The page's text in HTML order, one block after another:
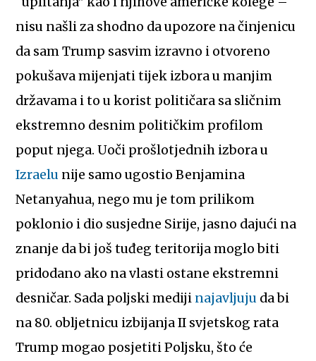
nisu našli za shodno da upozore na činjenicu
da sam Trump sasvim izravno i otvoreno
pokušava mijenjati tijek izbora u manjim
državama i to u korist političara sa sličnim
ekstremno desnim političkim profilom
poput njega. Uoči prošlotjednih izbora u
Izraelu nije samo ugostio Benjamina
Netanyahua, nego mu je tom prilikom
poklonio i dio susjedne Sirije, jasno dajući na
znanje da bi još tuđeg teritorija moglo biti
pridodano ako na vlasti ostane ekstremni
desničar. Sada poljski mediji najavljuju da bi
na 80. obljetnicu izbijanja II svjetskog rata
Trump mogao posjetiti Poljsku, što će